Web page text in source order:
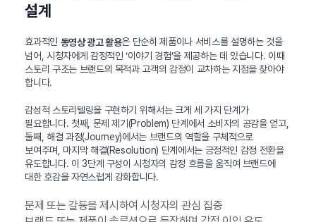
설계
효과적인 동영상 광고 활용은 단순히 제품이나 서비스를 설명하는 것을
넘어, 시청자에게 감정적인 ‘이야기 경험’을 제공하는 데 있습니다. 이때
스토리 구조는 브랜드의 목적과 고객의 감정이 교차하는 지점을 찾아야
합니다.
감성적 스토리텔링을 구현하기 위해서는 크게 세 가지 단계가
필요합니다. 첫째, 문제 제기(Problem) 단계에서 소비자의 공감을 얻고,
둘째, 해결 과정(Journey)에서는 브랜드의 역할을 구체적으로
보여주며, 마지막 해결(Resolution) 단계에서는 긍정적인 감정 전환을
유도합니다. 이 3단계 구성이 시청자의 감정 흐름을 움직여 브랜드에
대한 호감을 자연스럽게 강화합니다.
문제 또는 갈등을 제시하여 시청자의 관심 집중